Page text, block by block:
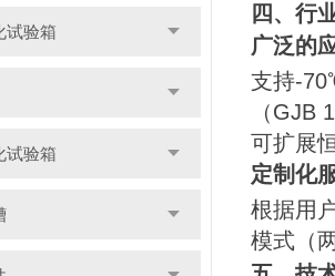
试验箱
试验箱
四、行
广泛的
支持-
（GJB
可扩展
定制化
根据用
模式（